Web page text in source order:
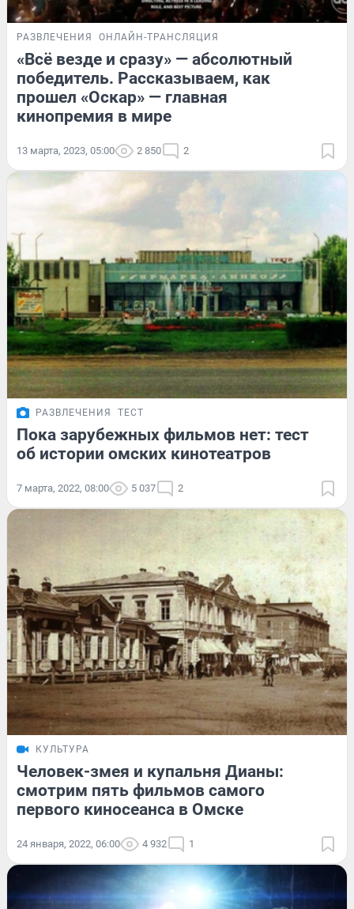
РАЗВЛЕЧЕНИЯ ОНЛАЙН-ТРАНСЛЯЦИЯ
«Всё везде и сразу» — абсолютный
победитель. Рассказываем, как
прошел «Оскар» — главная
кинопремия в мире
13 марта, 2023, 05:00 2 850 2
РАЗВЛЕЧЕНИЯ ТЕСТ
Пока зарубежных фильмов нет: тест
об истории омских кинотеатров
7 марта, 2022, 08:00 5 037 2
КУЛЬТУРА
Человек-змея и купальня Дианы:
смотрим пять фильмов самого
первого киносеанса в Омске
24 января, 2022, 06:00 4 932 1